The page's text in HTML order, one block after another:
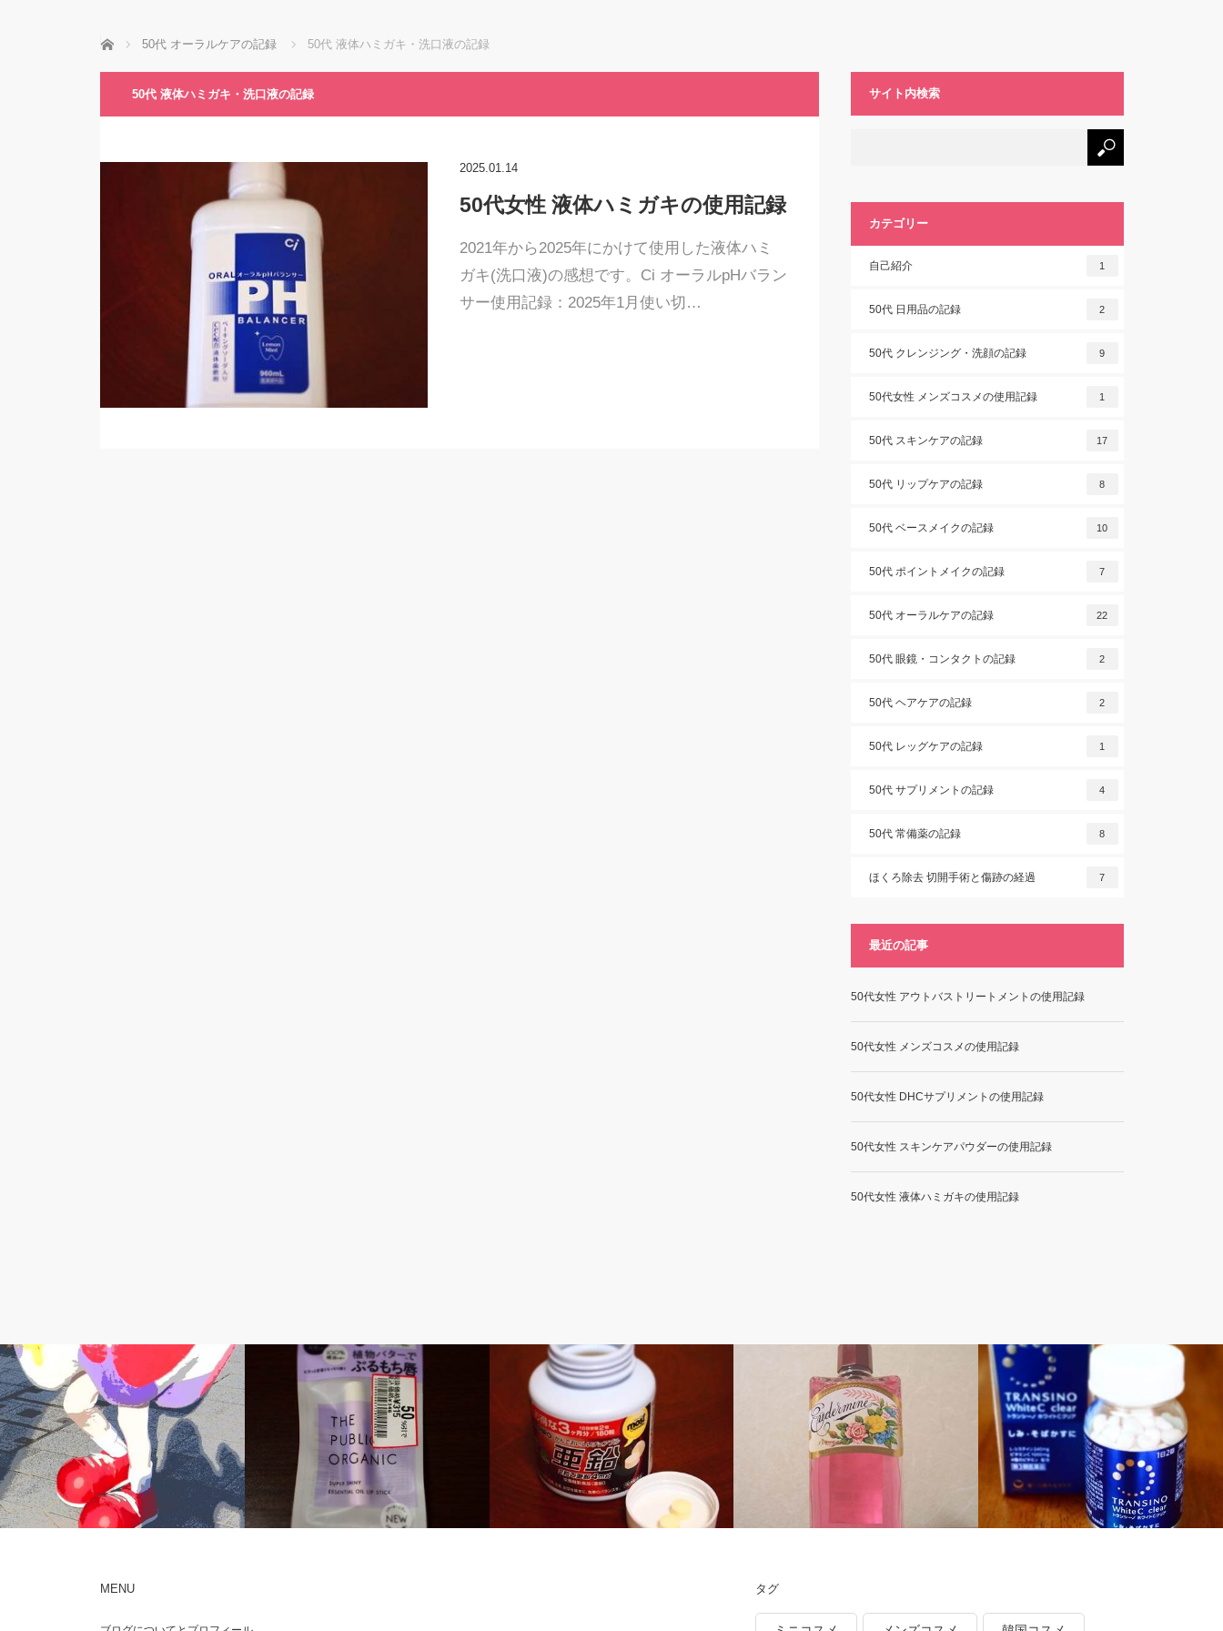
ホーム 50代 オーラルケアの記録 50代 液体ハミガキ・洗口液の記録
50代 液体ハミガキ・洗口液の記録
2025.01.14
50代女性 液体ハミガキの使用記録
2021年から2025年にかけて使用した液体ハミ
ガキ(洗口液)の感想です。Ci オーラルpHバラン
サー使用記録：2025年1月使い切…
サイト内検索
カテゴリー
自己紹介 1
50代 日用品の記録 2
50代 クレンジング・洗顔の記録 9
50代女性 メンズコスメの使用記録 1
50代 スキンケアの記録 17
50代 リップケアの記録 8
50代 ベースメイクの記録 10
50代 ポイントメイクの記録 7
50代 オーラルケアの記録 22
50代 眼鏡・コンタクトの記録 2
50代 ヘアケアの記録 2
50代 レッグケアの記録 1
50代 サプリメントの記録 4
50代 常備薬の記録 8
ほくろ除去 切開手術と傷跡の経過 7
最近の記事
50代女性 アウトバストリートメントの使用記録
50代女性 メンズコスメの使用記録
50代女性 DHCサプリメントの使用記録
50代女性 スキンケアパウダーの使用記録
50代女性 液体ハミガキの使用記録
【資生堂 オイデルミン(N)】40代が使っ 【トランシーノ ホワイトCクリア】を使
MENU タグ